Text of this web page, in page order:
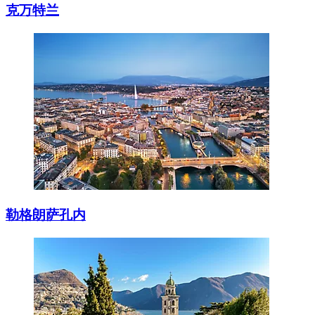
克万特兰
勒格朗萨孔内